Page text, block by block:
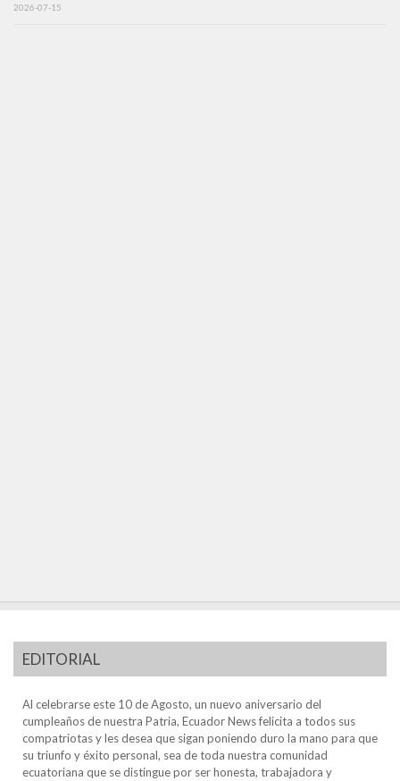
2026-07-15
EDITORIAL
Al celebrarse este 10 de Agosto, un nuevo aniversario del
cumpleaños de nuestra Patria, Ecuador News felicita a todos sus
compatriotas y les desea que sigan poniendo duro la mano para que
su triunfo y éxito personal, sea de toda nuestra comunidad
ecuatoriana que se distingue por ser honesta, trabajadora y